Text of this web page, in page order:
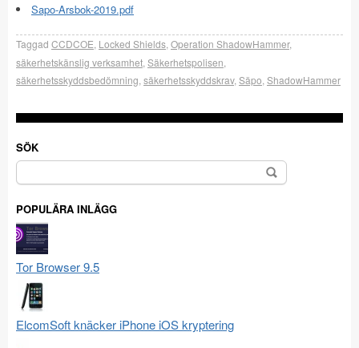
Sapo-Arsbok-2019.pdf
Taggad CCDCOE Locked Shields Operation ShadowHammer,
säkerhetskänslig verksamhet Säkerhetspolisen
säkerhetsskyddsbedömning säkerhetsskyddskrav, Säpo ShadowHammer
SÖK
Sök
efter:
POPULÄRA INLÄGG
Tor Browser 9.5
ElcomSoft knäcker iPhone iOS kryptering